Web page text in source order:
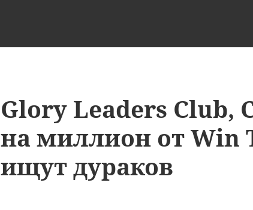
Glory Leaders Club,
на миллион от Win
ищут дураков